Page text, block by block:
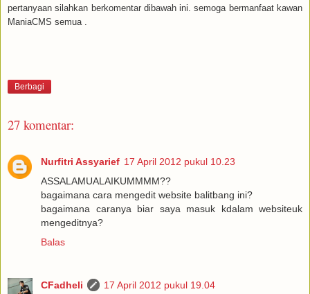
pertanyaan silahkan berkomentar dibawah ini. semoga bermanfaat kawan
ManiaCMS semua .
Berbagi
27 komentar:
Nurfitri Assyarief 17 April 2012 pukul 10.23
ASSALAMUALAIKUMMMM??
bagaimana cara mengedit website balitbang ini?
bagaimana caranya biar saya masuk kdalam websiteuk
mengeditnya?
Balas
CFadheli 17 April 2012 pukul 19.04